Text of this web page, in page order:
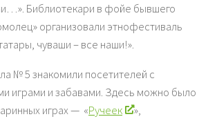
Библиотекари в фойе бывшего
организовали этнофестиваль
чуваши – все наши!».
№ 5 знакомили посетителей с
играми и забавами. Здесь можно было
играх — «Ручеек
»,